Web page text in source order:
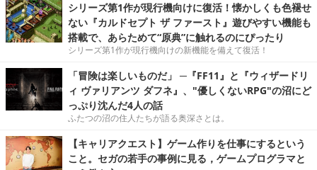
シリーズ第1作が現行機向けに復活！懐かしくも色褪せ
ない『カルドセプト ザ ファースト』遊びやすい機能も
搭載で、あらためて“原典”に触れるのにぴったり
シリーズ第1作が現行機向けの新機能を備えて復活！
「冒険は楽しいものだ」 ─『FF11』と『ウィザードリ
ィ ヴァリアンツ ダフネ』、"優しくないRPG"の沼にど
っぷり沈んだ4人の話
ふたつの沼の住人たちが語る奥深さとは。
【キャリアクエスト】ゲーム作りを仕事にするという
こと。セガの若手の事例に見る，ゲームプログラマと